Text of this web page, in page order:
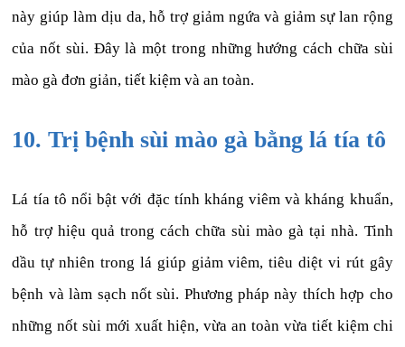
này giúp làm dịu da, hỗ trợ giảm ngứa và giảm sự lan rộng
của nốt sùi. Đây là một trong những hướng cách chữa sùi
mào gà đơn giản, tiết kiệm và an toàn.
10. Trị bệnh sùi mào gà bằng lá tía tô
Lá tía tô nổi bật với đặc tính kháng viêm và kháng khuẩn,
hỗ trợ hiệu quả trong cách chữa sùi mào gà tại nhà. Tinh
dầu tự nhiên trong lá giúp giảm viêm, tiêu diệt vi rút gây
bệnh và làm sạch nốt sùi. Phương pháp này thích hợp cho
những nốt sùi mới xuất hiện, vừa an toàn vừa tiết kiệm chi